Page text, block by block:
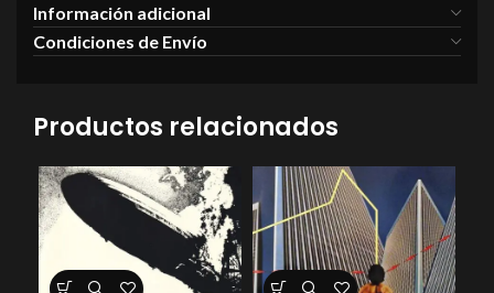
Información adicional
Condiciones de Envío
Productos relacionados